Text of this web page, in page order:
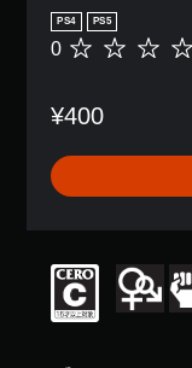
PS4 PS5
評
あ
ま
せ
ん
0
¥400